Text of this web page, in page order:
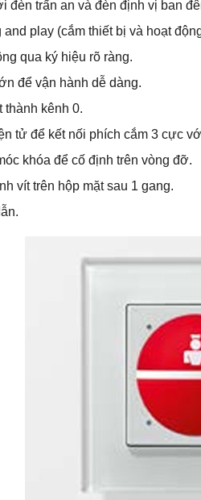
đèn trấn an và đèn định vị ban
play (cắm thiết bị và hoạt
qua ký hiệu rõ ràng.
để vận hành dễ dàng.
kênh 0.
tử để kết nối phích cắm 3 cực
khóa để cố định trên vòng đỡ.
vít trên hộp mặt sau 1 gang.